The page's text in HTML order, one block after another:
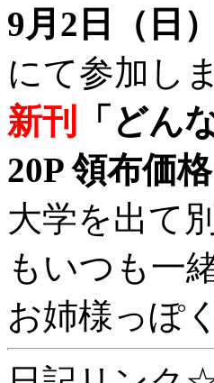
9月2日（日
にて参加し
新刊
「どん
20P 領布価
大学を出て
もいつも一
お姉様っぽ